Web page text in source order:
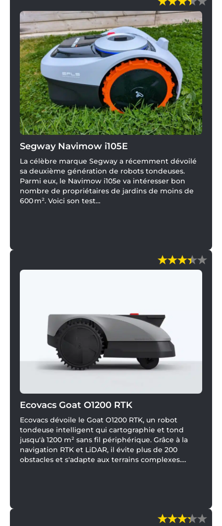
Segway Navimow i105E
La célèbre marque Segway a récemment dévoilé
sa deuxième génération de robots tondeuses.
Parmi eux, le Navimow i105e va intéresser bon
nombre de propriétaires de jardins de moins de
600 m². Voici son test…
Ecovacs Goat O1200 RTK
Ecovacs dévoile le Goat O1200 RTK, un robot
tondeuse intelligent qui cartographie et tond
jusqu'à 1200 m² sans fil périphérique. Grâce à la
navigation RTK et LiDAR, il évite plus de 200
obstacles et s'adapte aux terrains complexes.